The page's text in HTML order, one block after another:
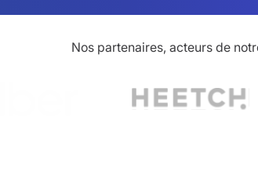
Nos partenaires, acteurs de